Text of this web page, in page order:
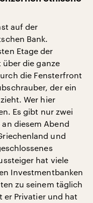
auf der
Bank.
Etage der
über die ganze
die Fensterfront
der ein
Wer hier
Es gibt nur zwei
diesem Abend
und
hat viele
Investmentbanken
zu seinem täglich
er Privatier und hat